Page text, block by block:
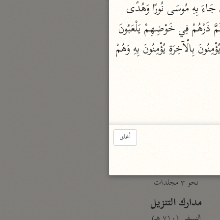
تفسير الجلالين
نحو ٣ مجلدات
مدارك التنزيل
أغلق